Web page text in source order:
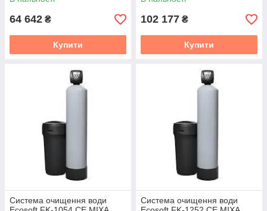
64 642 ₴
Купити
102 177 ₴
Купити
Система очищення води
Система очищення води